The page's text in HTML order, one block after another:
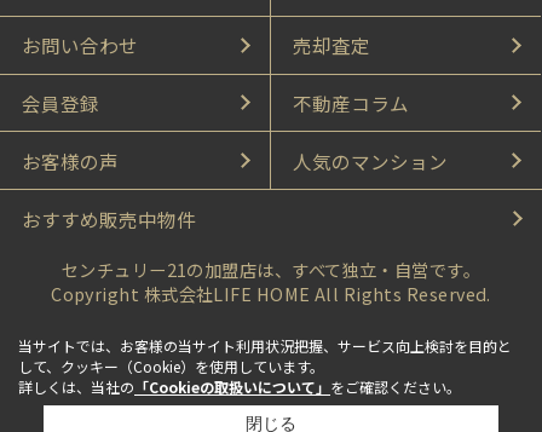
お問い合わせ 売却査定
会員登録 不動産コラム
お客様の声 人気のマンション
おすすめ販売中物件
センチュリー21の加盟店は、すべて独立・自営です。
Copyright 株式会社LIFE HOME All Rights Reserved.
当サイトでは、お客様の当サイト利用状況把握、サービス向上検討を目的と
して、クッキー（Cookie）を使用しています。
詳しくは、当社の 「Cookieの取扱いについて」 をご確認ください。
閉じる